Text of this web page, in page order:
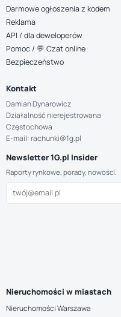
Darmowe ogłoszenia z kodem
Reklama
API / dla deweloperów
Pomoc / 💬 Czat online
Bezpieczeństwo
Kontakt
Damian Dynarowicz
Działalność nierejestrowana
Częstochowa
E-mail: rachunki@1g.pl
Newsletter 1G.pl Insider
Raporty rynkowe, porady, nowości.
Nieruchomości w miastach
Nieruchomości Warszawa